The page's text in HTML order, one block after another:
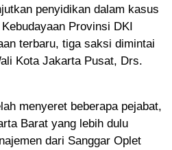
penyidikan dalam kasus
Provinsi DKI
terbaru, tiga saksi dimintai
Kota Jakarta Pusat, Drs.
menyeret beberapa pejabat,
Barat yang lebih dulu
dari Sanggar Oplet